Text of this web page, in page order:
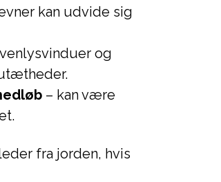
kan udvide sig
og
– kan være
fra jorden, hvis